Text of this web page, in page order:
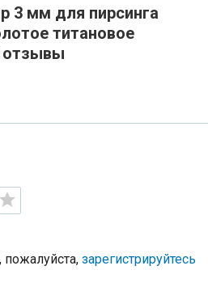
3 мм для пирсинга
титановое
отзывы
зарегистрируйтесь